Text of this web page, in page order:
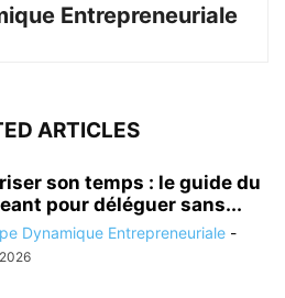
Entrepreneuriale
ARTICLES
son temps : le guide du
pour déléguer sans...
Dynamique Entrepreneuriale -